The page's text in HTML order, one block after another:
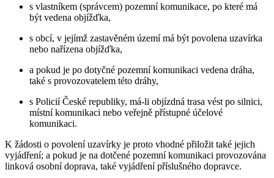
s vlastníkem (správcem) pozemní komunikace, po které má
být vedena objížďka,
s obcí, v jejímž zastavěném území má být povolena uzavírka
nebo nařízena objížďka,
a pokud je po dotyčné pozemní komunikaci vedena dráha,
také s provozovatelem této dráhy,
s Policií České republiky, má-li objízdná trasa vést po silnici,
místní komunikaci nebo veřejně přístupné účelové
komunikaci.
K žádosti o povolení uzavírky je proto vhodné přiložit také jejich
vyjádření; a pokud je na dotčené pozemní komunikaci provozována
linková osobní doprava, také vyjádření příslušného dopravce.